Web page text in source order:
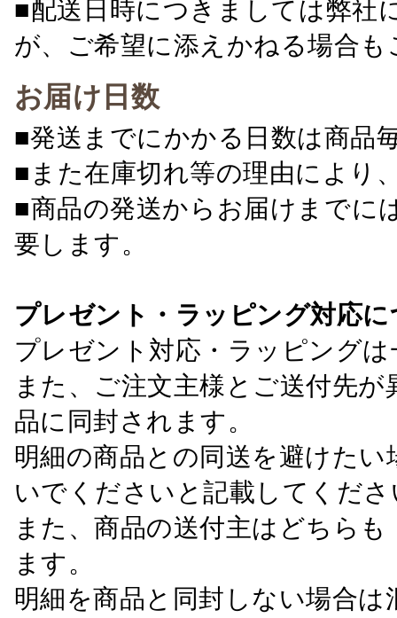
■配送日時につきましては弊社
が、ご希望に添えかねる場合
お届け日数
■発送までにかかる日数は商品
■また在庫切れ等の理由により
■商品の発送からお届けまでに
要します。
プレゼント・ラッピング対応
プレゼント対応・ラッピング
また、ご注文主様とご送付先
品に同封されます。
明細の商品との同送を避けた
いでくださいと記載してくださ
また、商品の送付主はどちら
ます。
明細を商品と同封しない場合